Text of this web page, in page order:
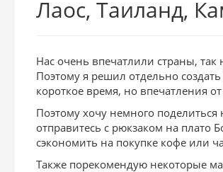
Лаос, Таиланд,
Нас очень впечатлили страны,
Поэтому я решил отдельно
короткое время, но впечатления
Поэтому хочу немного
отправитесь с рюкзаком на плато
сэкономить на покупке кофе или
Также порекомендую некоторые